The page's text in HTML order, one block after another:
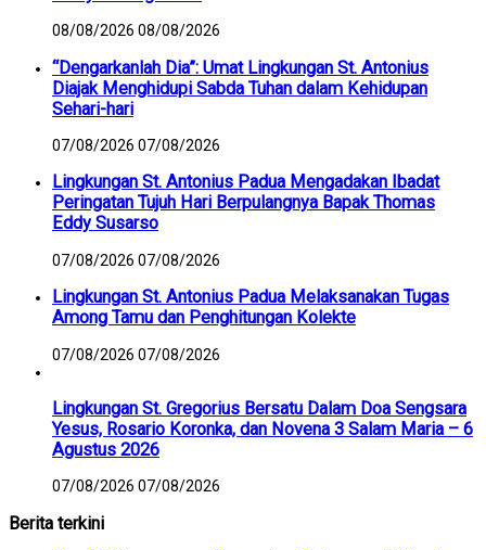
08/08/2026 08/08/2026
“Dengarkanlah Dia”: Umat Lingkungan St. Antonius
Diajak Menghidupi Sabda Tuhan dalam Kehidupan
Sehari-hari
07/08/2026 07/08/2026
Lingkungan St. Antonius Padua Mengadakan Ibadat
Peringatan Tujuh Hari Berpulangnya Bapak Thomas
Eddy Susarso
07/08/2026 07/08/2026
Lingkungan St. Antonius Padua Melaksanakan Tugas
Among Tamu dan Penghitungan Kolekte
07/08/2026 07/08/2026
Lingkungan St. Gregorius Bersatu Dalam Doa Sengsara
Yesus, Rosario Koronka, dan Novena 3 Salam Maria – 6
Agustus 2026
07/08/2026 07/08/2026
Berita terkini